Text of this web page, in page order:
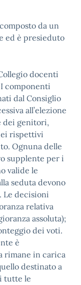
da un
ed è presieduto
docenti
componenti
dal Consiglio
all’elezione
dei genitori,
rispettivi
Ognuna delle
supplente per i
valide le
seduta devono
Le decisioni
relativa
assoluta);
dei voti.
è
rimane in carica
destinato a
tutte le